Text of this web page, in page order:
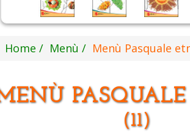
Home Menù Menù Pasquale
(11)